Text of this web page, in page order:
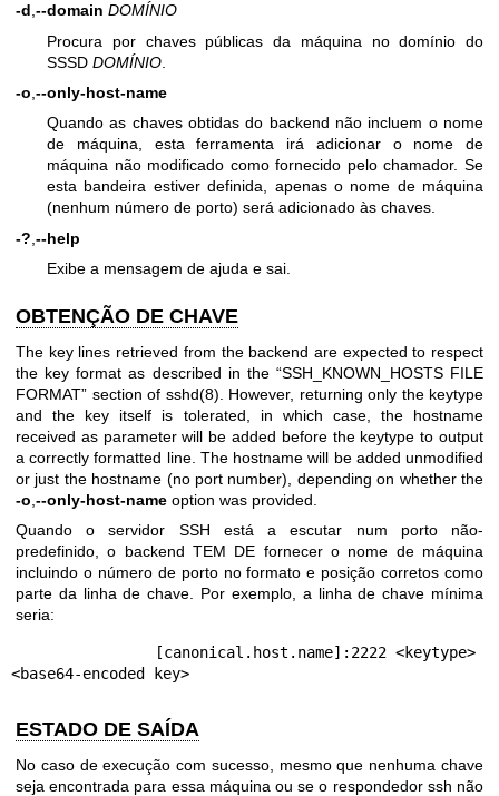
-d --domain DOMÍNIO
Procura por chaves públicas da máquina no domínio do
SSSD DOMÍNIO
-o --only-host-name
Quando as chaves obtidas do backend não incluem o nome
de máquina, esta ferramenta irá adicionar o nome de
máquina não modificado como fornecido pelo chamador. Se
esta bandeira estiver definida, apenas o nome de máquina
(nenhum número de porto) será adicionado às chaves.
-? --help
Exibe a mensagem de ajuda e sai.
OBTENÇÃO DE CHAVE
The key lines retrieved from the backend are expected to respect
the key format as described in the “SSH_KNOWN_HOSTS FILE
FORMAT” section of sshd(8) . However, returning only the keytype
and the key itself is tolerated, in which case, the hostname
received as parameter will be added before the keytype to output
a correctly formatted line. The hostname will be added unmodified
or just the hostname (no port number), depending on whether the
-o --only-host-name option was provided.
Quando o servidor SSH está a escutar num porto não-
predefinido, o backend TEM DE fornecer o nome de máquina
incluindo o número de porto no formato e posição corretos como
parte da linha de chave. Por exemplo, a linha de chave mínima
seria:
<base64-encoded key>
ESTADO DE SAÍDA
No caso de execução com sucesso, mesmo que nenhuma chave
seja encontrada para essa máquina ou se o respondedor ssh não